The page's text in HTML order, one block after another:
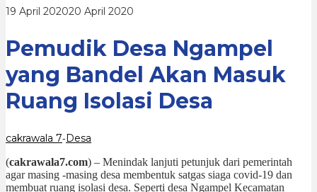
Ruang
Isolasi
19 April 202020 April 2020
Pemudik Desa Ngampel
yang Bandel Akan Masuk
Ruang Isolasi Desa
cakrawala 7-Desa
(cakrawala7.com) – Menindak lanjuti petunjuk dari pemerintah
agar masing -masing desa membentuk satgas siaga covid-19 dan
membuat ruang isolasi desa. Seperti desa Ngampel Kecamatan